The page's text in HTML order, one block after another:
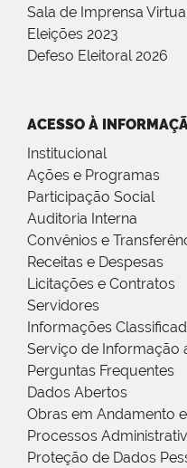
Sala de Imprensa
Eleições 2023
Defeso Eleitoral 2026
ACESSO À
Institucional
Ações e Programas
Participação Social
Auditoria Interna
Convênios e
Receitas e Despesas
Licitações e Contratos
Servidores
Informações
Serviço de Informação
Perguntas Frequentes
Dados Abertos
Obras em Andamento
Processos
Proteção de Dados